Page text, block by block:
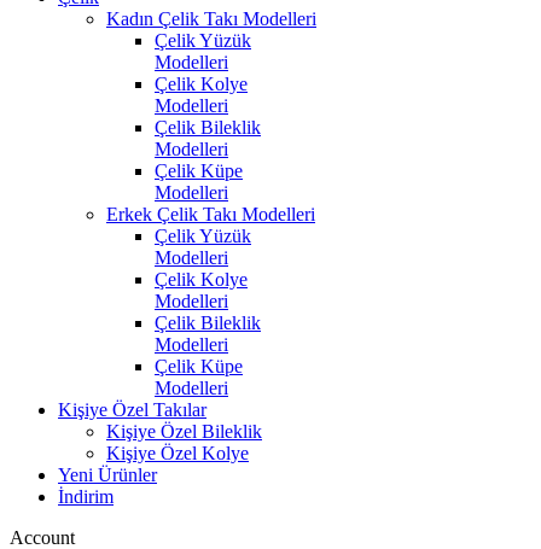
Kadın Çelik Takı Modelleri
Çelik Yüzük
Modelleri
Çelik Kolye
Modelleri
Çelik Bileklik
Modelleri
Çelik Küpe
Modelleri
Erkek Çelik Takı Modelleri
Çelik Yüzük
Modelleri
Çelik Kolye
Modelleri
Çelik Bileklik
Modelleri
Çelik Küpe
Modelleri
Kişiye Özel Takılar
Kişiye Özel Bileklik
Kişiye Özel Kolye
Yeni Ürünler
İndirim
Account